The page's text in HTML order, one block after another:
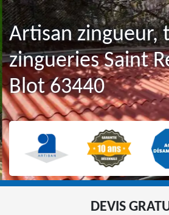
Artisan zingueur,
zingueries Saint
Blot 63440
DEVIS